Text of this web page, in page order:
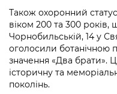
Підприємства,
Kyiv International
Річні звіти
Пам'ятки
Портал Захисників
Безбар'єрність
Портал послуг
«Ініціатива
Уряд» – місцевий
Важливе під час
Інформація для
Про відкриті дані
Портал даних
Публічні дашборди
Також охоронний
віком 200 та 300 років,
Чорнобильській, 14 у
оголосили ботанічною
значення «Два брати».
історичну та
поколінь.